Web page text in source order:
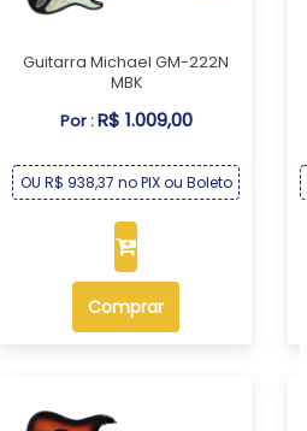
Guitarra Michael GM-222N
MBK
Por :R$ 1.009,00
OU R$ 938,37 no PIX ou Boleto
Comprar